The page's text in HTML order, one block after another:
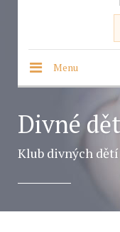
Menu
Divné
Klub divných